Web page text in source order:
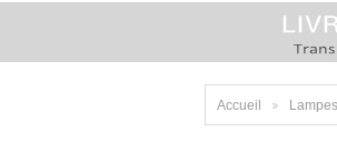
Accueil